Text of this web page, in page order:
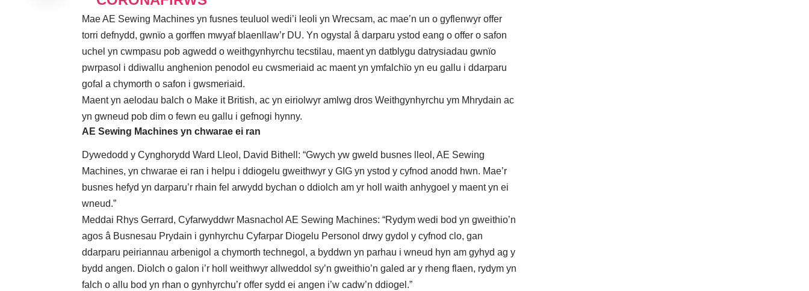
Mae AE Sewing Machines yn fusnes teuluol wedi’i leoli yn Wrecsam, ac mae’n un o gyflenwyr offer
torri defnydd, gwnïo a gorffen mwyaf blaenllaw’r DU. Yn ogystal â darparu ystod eang o offer o safon
uchel yn cwmpasu pob agwedd o weithgynhyrchu tecstilau, maent yn datblygu datrysiadau gwnïo
pwrpasol i ddiwallu anghenion penodol eu cwsmeriaid ac maent yn ymfalchïo yn eu gallu i ddarparu
gofal a chymorth o safon i gwsmeriaid.
Maent yn aelodau balch o Make it British, ac yn eiriolwyr amlwg dros Weithgynhyrchu ym Mhrydain ac
yn gwneud pob dim o fewn eu gallu i gefnogi hynny.
AE Sewing Machines yn chwarae ei ran
Dywedodd y Cynghorydd Ward Lleol, David Bithell: “Gwych yw gweld busnes lleol, AE Sewing
Machines, yn chwarae ei ran i helpu i ddiogelu gweithwyr y GIG yn ystod y cyfnod anodd hwn. Mae’r
busnes hefyd yn darparu’r rhain fel arwydd bychan o ddiolch am yr holl waith anhygoel y maent yn ei
wneud.”
Meddai Rhys Gerrard, Cyfarwyddwr Masnachol AE Sewing Machines: “Rydym wedi bod yn gweithio’n
agos â Busnesau Prydain i gynhyrchu Cyfarpar Diogelu Personol drwy gydol y cyfnod clo, gan
ddarparu peiriannau arbenigol a chymorth technegol, a byddwn yn parhau i wneud hyn am gyhyd ag y
bydd angen. Diolch o galon i’r holl weithwyr allweddol sy’n gweithio’n galed ar y rheng flaen, rydym yn
falch o allu bod yn rhan o gynhyrchu’r offer sydd ei angen i’w cadw’n ddiogel.”